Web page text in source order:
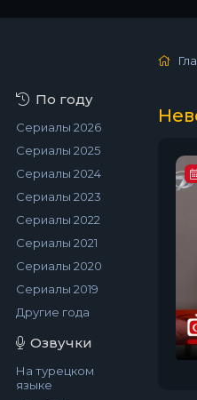
По году
Сериалы 2026
Сериалы 2025
Сериалы 2024
Сериалы 2023
Сериалы 2022
Сериалы 2021
Сериалы 2020
Сериалы 2019
Другие года
Озвучки
На турецком
языке